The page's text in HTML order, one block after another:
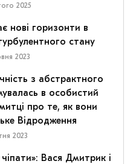
2025
нові горизонти в
стану
2023
з абстрактного
в особистий
митці про те, як вони
Відродження
2023
Вася Дмитрик і